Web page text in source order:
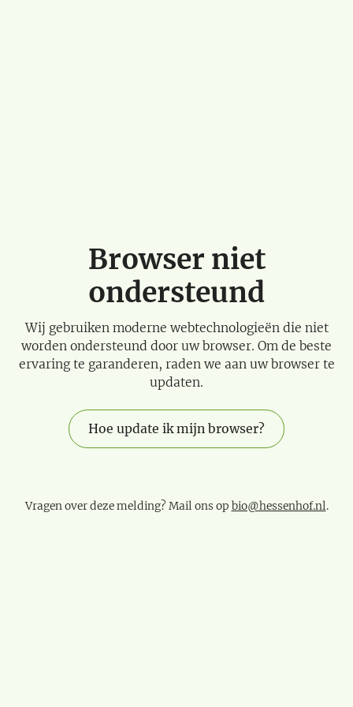
Browser niet
ondersteund
Wij gebruiken moderne webtechnologieën die niet
worden ondersteund door uw browser. Om de beste
ervaring te garanderen, raden we aan uw browser te
updaten.
Hoe update ik mijn browser?
Vragen over deze melding? Mail ons op bio@hessenhof.nl.